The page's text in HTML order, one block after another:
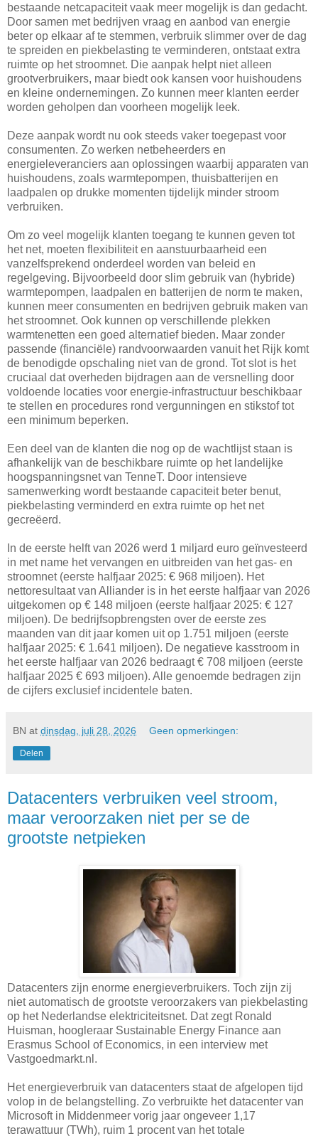
bestaande netcapaciteit vaak meer mogelijk is dan gedacht.
Door samen met bedrijven vraag en aanbod van energie
beter op elkaar af te stemmen, verbruik slimmer over de dag
te spreiden en piekbelasting te verminderen, ontstaat extra
ruimte op het stroomnet. Die aanpak helpt niet alleen
grootverbruikers, maar biedt ook kansen voor huishoudens
en kleine ondernemingen. Zo kunnen meer klanten eerder
worden geholpen dan voorheen mogelijk leek.
Deze aanpak wordt nu ook steeds vaker toegepast voor
consumenten. Zo werken netbeheerders en
energieleveranciers aan oplossingen waarbij apparaten van
huishoudens, zoals warmtepompen, thuisbatterijen en
laadpalen op drukke momenten tijdelijk minder stroom
verbruiken.
Om zo veel mogelijk klanten toegang te kunnen geven tot
het net, moeten flexibiliteit en aanstuurbaarheid een
vanzelfsprekend onderdeel worden van beleid en
regelgeving. Bijvoorbeeld door slim gebruik van (hybride)
warmtepompen, laadpalen en batterijen de norm te maken,
kunnen meer consumenten en bedrijven gebruik maken van
het stroomnet. Ook kunnen op verschillende plekken
warmtenetten een goed alternatief bieden. Maar zonder
passende (financiële) randvoorwaarden vanuit het Rijk komt
de benodigde opschaling niet van de grond. Tot slot is het
cruciaal dat overheden bijdragen aan de versnelling door
voldoende locaties voor energie-infrastructuur beschikbaar
te stellen en procedures rond vergunningen en stikstof tot
een minimum beperken.
Een deel van de klanten die nog op de wachtlijst staan is
afhankelijk van de beschikbare ruimte op het landelijke
hoogspanningsnet van TenneT. Door intensieve
samenwerking wordt bestaande capaciteit beter benut,
piekbelasting verminderd en extra ruimte op het net
gecreëerd.
In de eerste helft van 2026 werd 1 miljard euro geïnvesteerd
in met name het vervangen en uitbreiden van het gas- en
stroomnet (eerste halfjaar 2025: € 968 miljoen). Het
nettoresultaat van Alliander is in het eerste halfjaar van 2026
uitgekomen op € 148 miljoen (eerste halfjaar 2025: € 127
miljoen). De bedrijfsopbrengsten over de eerste zes
maanden van dit jaar komen uit op 1.751 miljoen (eerste
halfjaar 2025: € 1.641 miljoen). De negatieve kasstroom in
het eerste halfjaar van 2026 bedraagt € 708 miljoen (eerste
halfjaar 2025 € 693 miljoen). Alle genoemde bedragen zijn
de cijfers exclusief incidentele baten.
BN at dinsdag, juli 28, 2026 Geen opmerkingen:
Delen
Datacenters verbruiken veel stroom,
maar veroorzaken niet per se de
grootste netpieken
Datacenters zijn enorme energieverbruikers. Toch zijn zij
niet automatisch de grootste veroorzakers van piekbelasting
op het Nederlandse elektriciteitsnet. Dat zegt Ronald
Huisman, hoogleraar Sustainable Energy Finance aan
Erasmus School of Economics, in een interview met
Vastgoedmarkt.nl.
Het energieverbruik van datacenters staat de afgelopen tijd
volop in de belangstelling. Zo verbruikte het datacenter van
Microsoft in Middenmeer vorig jaar ongeveer 1,17
terawattuur (TWh), ruim 1 procent van het totale